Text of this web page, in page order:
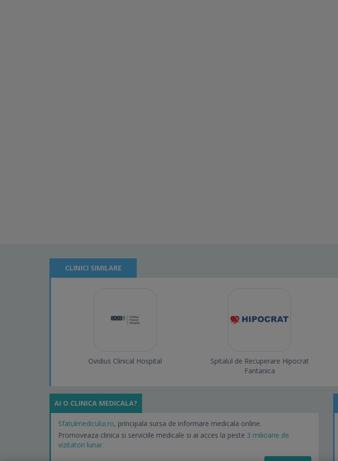
CLINICI SIMILARE
Ovidius Clinical Hospital
Spitalul de Recuperare Hipocrat
Fantanica
AI O CLINICA MEDICALA?
Sfatulmedicului.ro, principala sursa de informare medicala online.
Promoveaza clinica si serviciile medicale si ai acces la peste 3 milioane de
vizitatori lunar.